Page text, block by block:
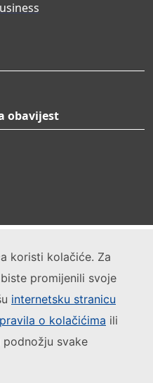
koristi kolačiće. Za
promijenili svoje
internetsku stranicu
o kolačićima ili
svake
obavijest